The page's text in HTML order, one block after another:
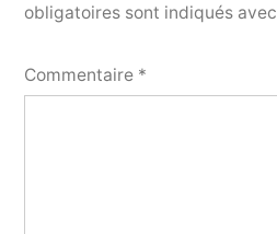
obligatoires sont indiqués avec
Commentaire *